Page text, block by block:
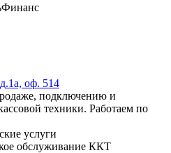
оф. 514
подключению и
техники. Работаем по
услуги
обслуживание ККТ